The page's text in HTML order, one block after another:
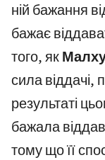
ній бажання
бажає
того, як
сила віддачі,
результаті
бажала
тому що її